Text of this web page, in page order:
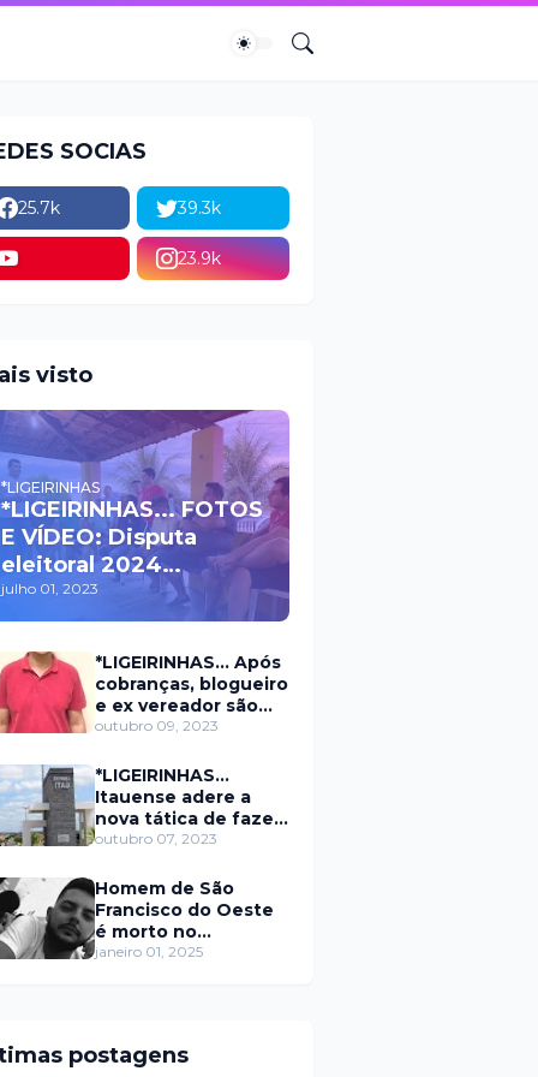
SOCIAS
25.7k 39.3k
23.9k
visto
*LIGEIRINHAS
*LIGEIRINHAS... FOTOS
E VÍDEO: Disputa
eleitoral 2024
movimenta políticos
da oposição em Itaú na
escolha do candidato
a prefeito
julho 01, 2023
*LIGEIRINHAS... Após
cobranças, blogueiro
e ex vereador são
xingados pelo
prefeitura de Itaú
outubro 09, 2023
*LIGEIRINHAS...
Itauense adere a
nova tática de fazer
exame através de
outubro 07, 2023
Homem de São
Francisco do Oeste
é morto no
município de
janeiro 01, 2025
postagens